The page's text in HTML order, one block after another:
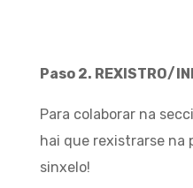
Paso 2. REXISTRO/
Para colaborar na
hai que rexistrarse na
sinxelo!